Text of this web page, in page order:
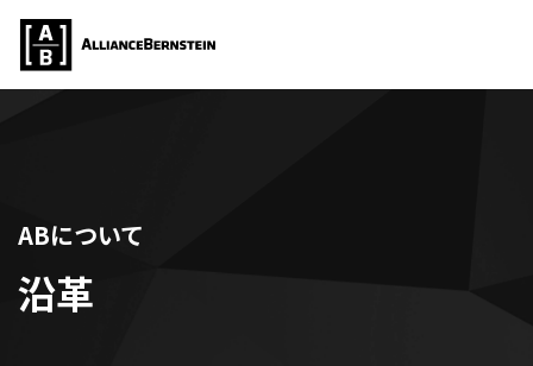
ABについて
沿革